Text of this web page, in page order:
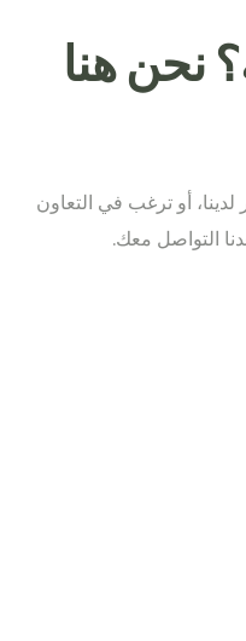
نحن هنا
لدينا، أو ترغب في التعاون
التواصل معك.